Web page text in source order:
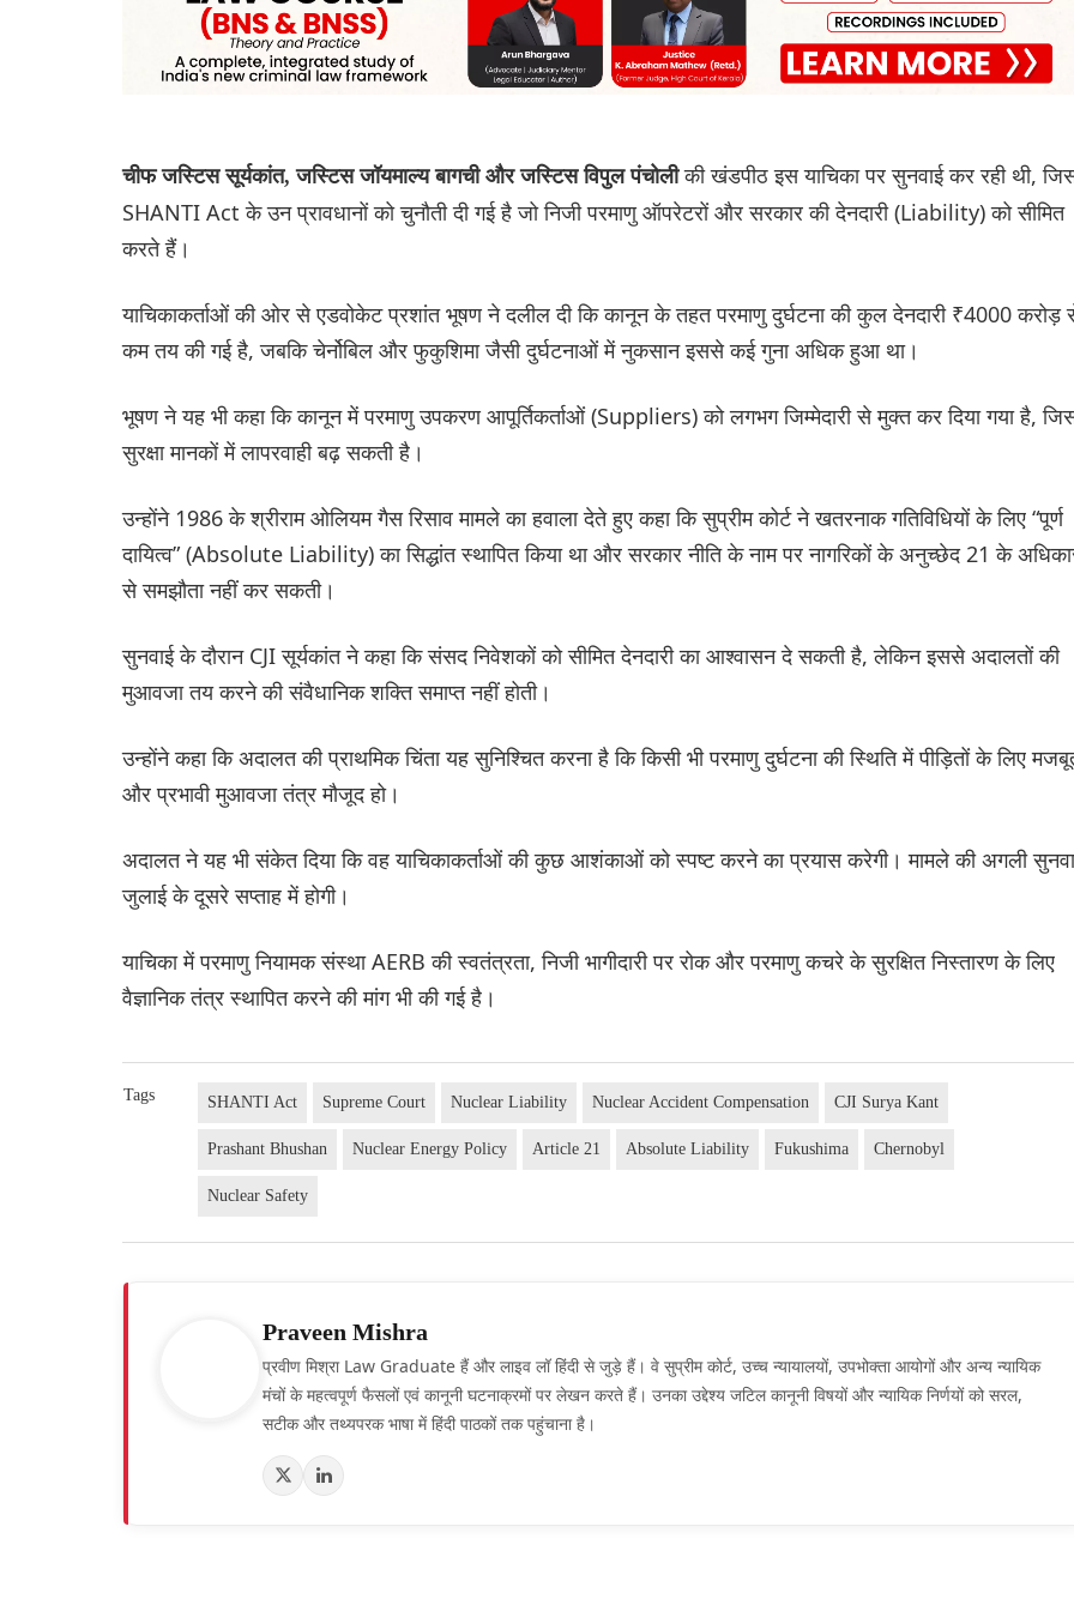
चीफ जस्टिस सूर्यकांत, जस्टिस जॉयमाल्य बागची और जस्टिस विपुल पंचोलीकी खंडपीठ इस याचिका पर सुनवाई कर रही थी,
SHANTI Act के उन प्रावधानों को चुनौती दी गई है जो निजी परमाणु ऑपरेटरों और सरकार की देनदारी (Liability) को सीमित
करते हैं।
याचिकाकर्ताओं की ओर से एडवोकेट प्रशांत भूषण ने दलील दी कि कानून के तहत परमाणु दुर्घटना की कुल देनदारी ₹4000 करोड़
कम तय की गई है, जबकि चेर्नोबिल और फुकुशिमा जैसी दुर्घटनाओं में नुकसान इससे कई गुना अधिक हुआ था।
भूषण ने यह भी कहा कि कानून में परमाणु उपकरण आपूर्तिकर्ताओं (Suppliers) को लगभग जिम्मेदारी से मुक्त कर दिया गया है,
सुरक्षा मानकों में लापरवाही बढ़ सकती है।
उन्होंने 1986 के श्रीराम ओलियम गैस रिसाव मामले का हवाला देते हुए कहा कि सुप्रीम कोर्ट ने खतरनाक गतिविधियों के लिए “पूर्ण
दायित्व” (Absolute Liability) का सिद्धांत स्थापित किया था और सरकार नीति के नाम पर नागरिकों के अनुच्छेद 21 के
से समझौता नहीं कर सकती।
सुनवाई के दौरान CJI सूर्यकांत ने कहा कि संसद निवेशकों को सीमित देनदारी का आश्वासन दे सकती है, लेकिन इससे अदालतों की
मुआवजा तय करने की संवैधानिक शक्ति समाप्त नहीं होती।
उन्होंने कहा कि अदालत की प्राथमिक चिंता यह सुनिश्चित करना है कि किसी भी परमाणु दुर्घटना की स्थिति में पीड़ितों के लिए
और प्रभावी मुआवजा तंत्र मौजूद हो।
अदालत ने यह भी संकेत दिया कि वह याचिकाकर्ताओं की कुछ आशंकाओं को स्पष्ट करने का प्रयास करेगी। मामले की अगली
जुलाई के दूसरे सप्ताह में होगी।
याचिका में परमाणु नियामक संस्था AERB की स्वतंत्रता, निजी भागीदारी पर रोक और परमाणु कचरे के सुरक्षित निस्तारण के लिए
वैज्ञानिक तंत्र स्थापित करने की मांग भी की गई है।
Tags SHANTI Act Supreme Court Nuclear Liability Nuclear Accident Compensation CJI Surya Kant
Prashant Bhushan Nuclear Energy Policy Article 21 Absolute Liability Fukushima Chernobyl
Nuclear Safety
Praveen Mishra
प्रवीण मिश्रा Law Graduate हैं और लाइव लॉ हिंदी से जुड़े हैं। वे सुप्रीम कोर्ट, उच्च न्यायालयों, उपभोक्ता आयोगों और अन्य न्यायिक
मंचों के महत्वपूर्ण फैसलों एवं कानूनी घटनाक्रमों पर लेखन करते हैं। उनका उद्देश्य जटिल कानूनी विषयों और न्यायिक निर्णयों को सरल,
सटीक और तथ्यपरक भाषा में हिंदी पाठकों तक पहुंचाना है।